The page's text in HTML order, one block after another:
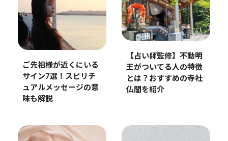
ご先祖様が近くにいる
サイン7選！スピリチ
ュアルメッセージの意
味も解説
【占い師監修】不動明
王がついてる人の特徴
とは？おすすめの寺社
仏閣を紹介